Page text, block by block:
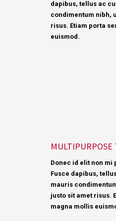
dapibus, tellus ac
condimentum nibh,
risus. Etiam porta
euismod.
MULTIPURPOSE
Donec id elit non mi
Fusce dapibus,
mauris
justo sit amet risus.
magna mollis